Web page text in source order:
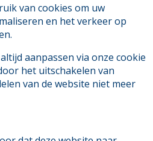
van cookies om uw
en het verkeer op
aanpassen via onze cookie
het uitschakelen van
van de website niet meer